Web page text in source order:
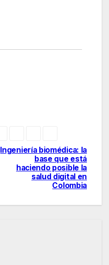
Ingeniería biomédica: la
base que está
haciendo posible la
salud digital en
Colombia